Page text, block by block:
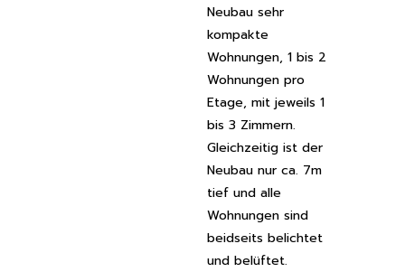
Neubau sehr
kompakte
Wohnungen, 1 bis 2
Wohnungen pro
Etage, mit jeweils 1
bis 3 Zimmern.
Gleichzeitig ist der
Neubau nur ca. 7m
tief und alle
Wohnungen sind
beidseits belichtet
und belüftet.